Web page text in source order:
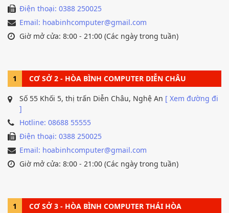
Điện thoại: 0388 250025
Email: hoabinhcomputer@gmail.com
Giờ mở cửa: 8:00 - 21:00 (Các ngày trong tuần)
1 CƠ SỞ 2 - HÒA BÌNH COMPUTER DIỄN CHÂU
Số 55 Khối 5, thị trấn Diễn Châu, Nghệ An [ Xem đường đi
]
Hotline: 08688 55555
Điện thoại: 0388 250025
Email: hoabinhcomputer@gmail.com
Giờ mở cửa: 8:00 - 21:00 (Các ngày trong tuần)
1 CƠ SỞ 3 - HÒA BÌNH COMPUTER THÁI HÒA